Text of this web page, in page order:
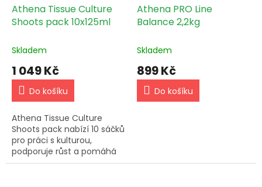
Athena Tissue Culture
Shoots pack 10x125ml
Skladem
1 049 Kč
Do košíku
Athena Tissue Culture
Shoots pack nabízí 10 sáčků
pro práci s kulturou,
podporuje růst a pomáhá
udržet sterilní postup při
Athena PRO Line
Balance 2,2kg
Skladem
899 Kč
Do košíku